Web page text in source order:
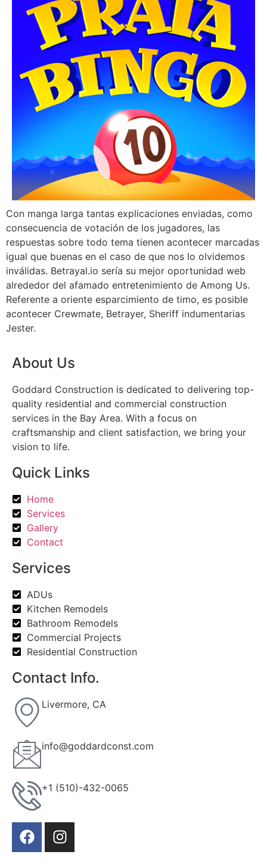
Con manga larga tantas explicaciones enviadas, como
consecuencia de votación de los jugadores, las
respuestas sobre todo tema tienen acontecer marcadas
igual que buenas en el caso de que nos lo olvidemos
inválidas. Betrayal.io serí­a su mejor oportunidad web
alrededor del afamado entretenimiento de Among Us.
Referente a oriente esparcimiento de timo, es posible
acontecer Crewmate, Betrayer, Sheriff indumentarias
Jester.
About Us
Goddard Construction is dedicated to delivering top-
quality residential and commercial construction
services in the Bay Area. With a focus on
craftsmanship and client satisfaction, we bring your
vision to life.
Quick Links
Home
Services
Gallery
Contact
Services
ADUs
Kitchen Remodels
Bathroom Remodels
Commercial Projects
Residential Construction
Contact Info.
Livermore, CA
info@goddardconst.com
+1 (510)-432-0065